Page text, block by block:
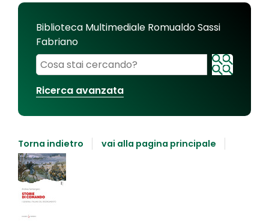
Biblioteca Multimediale Romualdo Sassi
Fabriano
Cerca su "Biblioteca Multimediale Romualdo
Ricerca avanzata
Torna indietro vai alla pagina principale
Dettaglio
del
documento